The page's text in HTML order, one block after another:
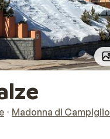
Madonna di Campiglio